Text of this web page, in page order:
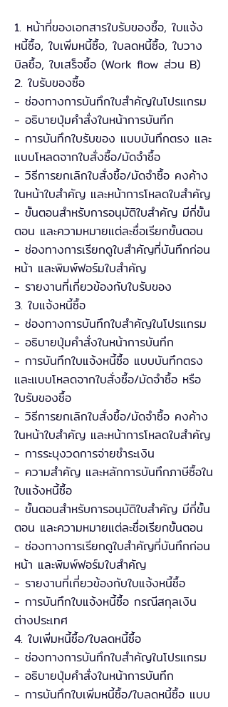
1. หน้าที่ของเอกสารใบรับของซื้อ, ใบแจ้ง
หนี้ซื้อ, ใบเพิ่มหนี้ซื้อ, ใบลดหนี้ซื้อ, ใบวาง
บิลซื้อ, ใบเสร็จซื้อ (Work flow ส่วน B)
2. ใบรับของซื้อ
- ช่องทางการบันทึกใบสำคัญในโปรแกรม
- อธิบายปุ่มคำสั่งในหน้าการบันทึก
- การบันทึกใบรับของ แบบบันทึกตรง และ
แบบโหลดจากใบสั่งซื้อ/มัดจำซื้อ
- วิธีการยกเลิกใบสั่งซื้อ/มัดจำซื้อ คงค้าง
ในหน้าใบสำคัญ และหน้าการโหลดใบสำคัญ
- ขั้นตอนสำหรับการอนุมัติใบสำคัญ มีกี่ขั้น
ตอน และความหมายแต่ละชื่อเรียกขั้นตอน
- ช่องทางการเรียกดูใบสำคัญที่บันทึกก่อน
หน้า และพิมพ์ฟอร์มใบสำคัญ
- รายงานที่เกี่ยวข้องกับใบรับของ
3. ใบแจ้งหนี้ซื้อ
- ช่องทางการบันทึกใบสำคัญในโปรแกรม
- อธิบายปุ่มคำสั่งในหน้าการบันทึก
- การบันทึกใบแจ้งหนี้ซื้อ แบบบันทึกตรง
และแบบโหลดจากใบสั่งซื้อ/มัดจำซื้อ หรือ
ใบรับของซื้อ
- วิธีการยกเลิกใบสั่งซื้อ/มัดจำซื้อ คงค้าง
ในหน้าใบสำคัญ และหน้าการโหลดใบสำคัญ
- การระบุงวดการจ่ายชำระเงิน
- ความสำคัญ และหลักการบันทึกภาษีซื้อใน
ใบแจ้งหนี้ซื้อ
- ขั้นตอนสำหรับการอนุมัติใบสำคัญ มีกี่ขั้น
ตอน และความหมายแต่ละชื่อเรียกขั้นตอน
- ช่องทางการเรียกดูใบสำคัญที่บันทึกก่อน
หน้า และพิมพ์ฟอร์มใบสำคัญ
- รายงานที่เกี่ยวข้องกับใบแจ้งหนี้ซื้อ
- การบันทึกใบแจ้งหนี้ซื้อ กรณีสกุลเงิน
ต่างประเทศ
4. ใบเพิ่มหนี้ซื้อ/ใบลดหนี้ซื้อ
- ช่องทางการบันทึกใบสำคัญในโปรแกรม
- อธิบายปุ่มคำสั่งในหน้าการบันทึก
- การบันทึกใบเพิ่มหนี้ซื้อ/ใบลดหนี้ซื้อ แบบ